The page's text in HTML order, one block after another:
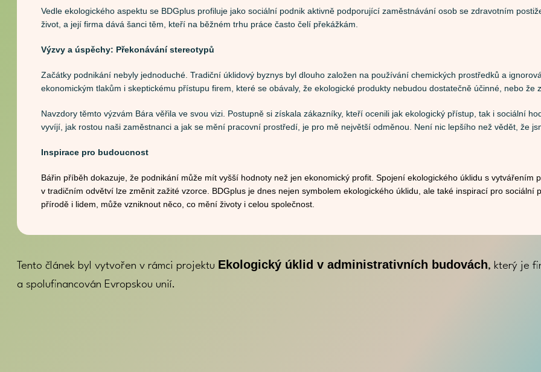
Vedle ekologického aspektu se BDGplus profiluje jako sociální podnik aktivně podporující zaměstnávání osob se zdravotním
život, a její firma dává šanci těm, kteří na běžném trhu práce často čelí překážkám.
Výzvy a úspěchy: Překonávání stereotypů
Začátky podnikání nebyly jednoduché. Tradiční úklidový byznys byl dlouho založen na používání chemických prostředků a
ekonomickým tlakům i skeptickému přístupu firem, které se obávaly, že ekologické produkty nebudou dostatečně účinné, nebo
Navzdory těmto výzvám Bára věřila ve svou vizi. Postupně si získala zákazníky, kteří ocenili jak ekologický přístup, tak i sociální
vyvíjí, jak rostou naši zaměstnanci a jak se mění pracovní prostředí, je pro mě největší odměnou. Není nic lepšího než vědět, že
Inspirace pro budoucnost
Bářin příběh dokazuje, že podnikání může mít vyšší hodnoty než jen ekonomický profit. Spojení ekologického úklidu s
v tradičním odvětví lze změnit zažité vzorce. BDGplus je dnes nejen symbolem ekologického úklidu, ale také inspirací pro
přírodě i lidem, může vzniknout něco, co mění životy i celou společnost.
Tento článek byl vytvořen v rámci projektu Ekologický úklid v administrativních budovách, který je
a spolufinancován Evropskou unií.